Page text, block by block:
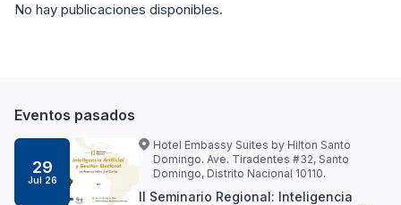
No hay publicaciones disponibles.
Eventos pasados
29
Jul 26
Hotel Embassy Suites by Hilton Santo
Domingo. Ave. Tiradentes #32, Santo
Domingo, Distrito Nacional 10110.
II Seminario Regional: Inteligencia